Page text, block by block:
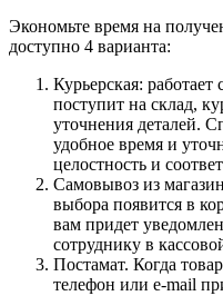
Экономьте время на
доступно 4 варианта:
Курьерская: работает
поступит на склад,
уточнения деталей.
удобное время и
целостность и
Самовывоз из
выбора появится в
вам придет
сотруднику в
Постамат. Когда
телефон или e-mail